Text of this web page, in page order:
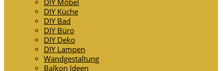
DIY Möbel
DIY Küche
DIY Bad
DIY Büro
DIY Deko
DIY Lampen
Wandgestaltung
Balkon Ideen